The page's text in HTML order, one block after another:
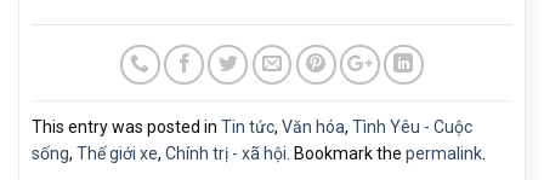
This entry was posted in Tin tức, Văn hóa, Tình Yêu - Cuộc
sống, Thế giới xe, Chính trị - xã hội . Bookmark the permalink